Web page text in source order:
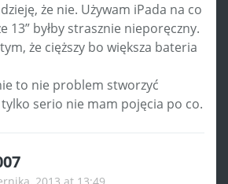
że nie. Używam iPada na co
13” byłby strasznie nieporęczny.
że cięższy bo większa bateria
to nie problem stworzyć
serio nie mam pojęcia po co.